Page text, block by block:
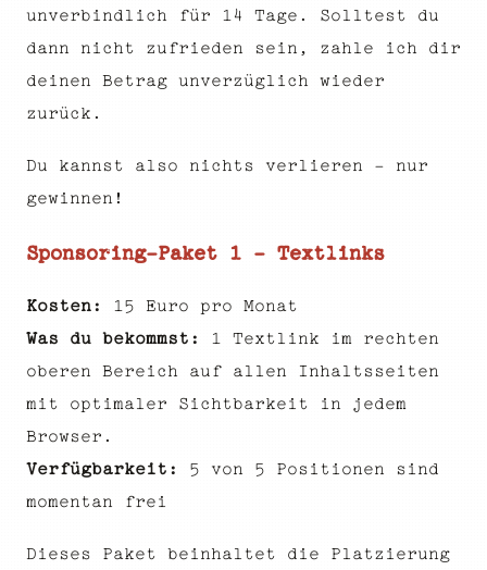
unverbindlich für 14 Tage. Solltest du
dann nicht zufrieden sein, zahle ich dir
deinen Betrag unverzüglich wieder
zurück.
Du kannst also nichts verlieren - nur
gewinnen!
Sponsoring-Paket 1 - Textlinks
Kosten: 15 Euro pro Monat
Was du bekommst: 1 Textlink im rechten
oberen Bereich auf allen Inhaltsseiten
mit optimaler Sichtbarkeit in jedem
Browser.
Verfügbarkeit: 5 von 5 Positionen sind
momentan frei
Dieses Paket beinhaltet die Platzierung